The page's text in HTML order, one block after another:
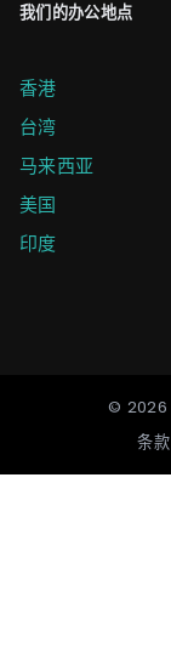
我们的办公地点
香港
台湾
马来西亚
美国
印度
© 2026
条款